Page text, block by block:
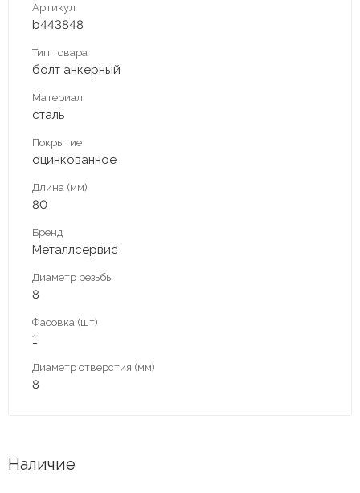
Артикул
b443848
Тип товара
болт анкерный
Материал
сталь
Покрытие
оцинкованное
Длина (мм)
80
Бренд
Металлсервис
Диаметр резьбы
8
Фасовка (шт)
1
Диаметр отверстия (мм)
8
Наличие